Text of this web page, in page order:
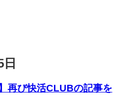
再び快活CLUBの記事を